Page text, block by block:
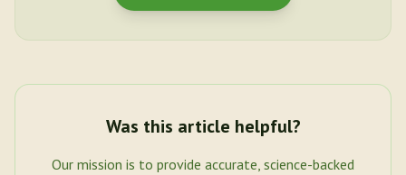
Was this article helpful?
Our mission is to provide accurate, science-backed